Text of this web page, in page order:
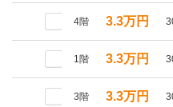
4階 3.3万円
1階 3.3万円
3階 3.3万円